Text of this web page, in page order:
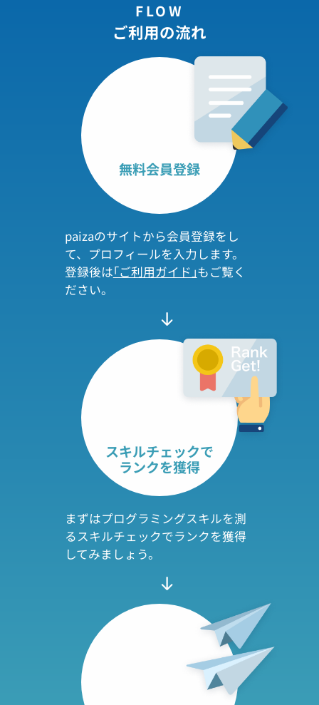
FLOW
ご利用の流れ
無料会員登録
paizaのサイトから会員登録をし
て、プロフィールを入力します。
登録後は｢ご利用ガイド｣もご覧く
ださい。
スキルチェックで
ランクを獲得
まずはプログラミングスキルを測
るスキルチェックでランクを獲得
してみましょう。